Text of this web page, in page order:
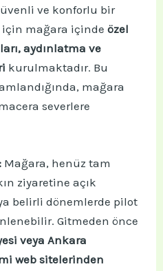
ve konforlu bir
için mağara içindeözel
aydınlatma ve
kurulmaktadır. Bu
mağara
severlere
Mağara, henüz tam
ziyaretine açık
belirli dönemlerde pilot
Gitmeden önce
veya Ankara
web sitelerinden